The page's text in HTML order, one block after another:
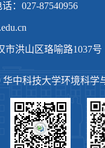
：027-87540956
市洪山区珞喻路1037
华中科技大学环境科学